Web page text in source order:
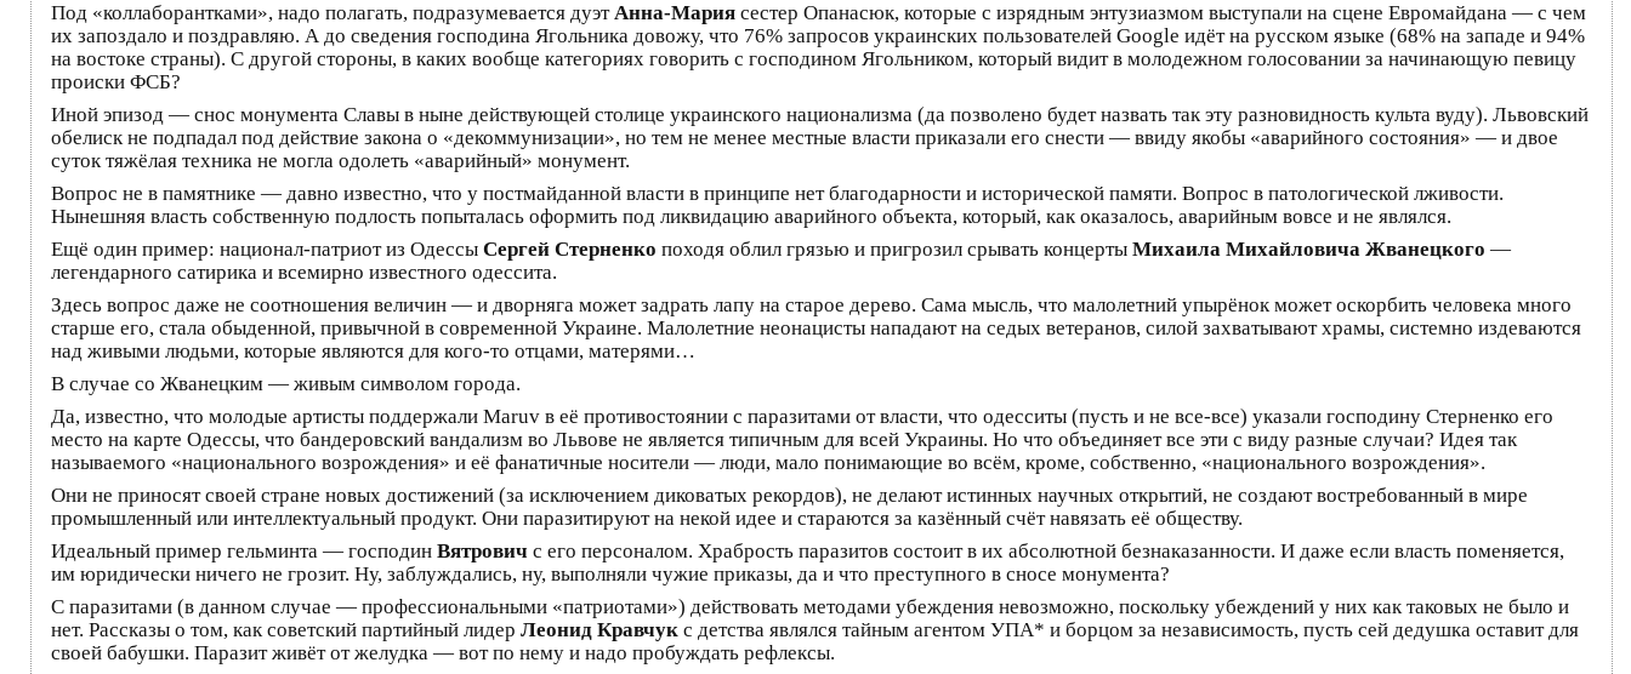
Под «коллаборантками», надо полагать, подразумевается дуэтАнна-Мария сестер Опанасюк, которые с изрядным энтузиазмом выступали на сцене Евромайдана — с чем
их запоздало и поздравляю. А до сведения господина Ягольника довожу, что 76% запросов украинских пользователей Google идёт на русском языке (68% на западе и 94%
на востоке страны). С другой стороны, в каких вообще категориях говорить с господином Ягольником, который видит в молодежном голосовании за начинающую певицу
происки ФСБ?
Иной эпизод — снос монумента Славы в ныне действующей столице украинского национализма (да позволено будет назвать так эту разновидность культа вуду). Львовский
обелиск не подпадал под действие закона о «декоммунизации», но тем не менее местные власти приказали его снести — ввиду якобы «аварийного состояния» — и двое
суток тяжёлая техника не могла одолеть «аварийный» монумент.
Вопрос не в памятнике — давно известно, что у постмайданной власти в принципе нет благодарности и исторической памяти. Вопрос в патологической лживости.
Нынешняя власть собственную подлость попыталась оформить под ликвидацию аварийного объекта, который, как оказалось, аварийным вовсе и не являлся.
Ещё один пример: национал-патриот из Одессы Сергей Стерненко походя облил грязью и пригрозил срывать концерты Михаила Михайловича Жванецкого —
легендарного сатирика и всемирно известного одессита.
Здесь вопрос даже не соотношения величин — и дворняга может задрать лапу на старое дерево. Сама мысль, что малолетний упырёнок может оскорбить человека много
старше его, стала обыденной, привычной в современной Украине. Малолетние неонацисты нападают на седых ветеранов, силой захватывают храмы, системно издеваются
над живыми людьми, которые являются для кого-то отцами, матерями…
В случае со Жванецким — живым символом города.
Да, известно, что молодые артисты поддержали Maruv в её противостоянии с паразитами от власти, что одесситы (пусть и не все-все) указали господину Стерненко его
место на карте Одессы, что бандеровский вандализм во Львове не является типичным для всей Украины. Но что объединяет все эти с виду разные случаи? Идея так
называемого «национального возрождения» и её фанатичные носители — люди, мало понимающие во всём, кроме, собственно, «национального возрождения».
Они не приносят своей стране новых достижений (за исключением диковатых рекордов), не делают истинных научных открытий, не создают востребованный в мире
промышленный или интеллектуальный продукт. Они паразитируют на некой идее и стараются за казённый счёт навязать её обществу.
Идеальный пример гельминта — господин Вятрович с его персоналом. Храбрость паразитов состоит в их абсолютной безнаказанности. И даже если власть поменяется,
им юридически ничего не грозит. Ну, заблуждались, ну, выполняли чужие приказы, да и что преступного в сносе монумента?
С паразитами (в данном случае — профессиональными «патриотами») действовать методами убеждения невозможно, поскольку убеждений у них как таковых не было и
нет. Рассказы о том, как советский партийный лидер Леонид Кравчук с детства являлся тайным агентом УПА* и борцом за независимость, пусть сей дедушка оставит для
своей бабушки. Паразит живёт от желудка — вот по нему и надо пробуждать рефлексы.